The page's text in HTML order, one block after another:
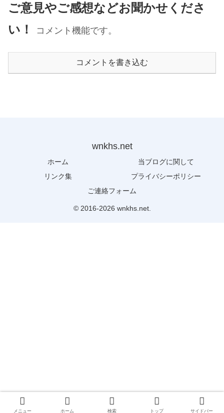
ご意見やご感想などお聞かせくださ
い！
コメント機能です。
コメントを書き込む
wnkhs.net
ホーム
当ブログに関して
リンク集
プライバシーポリシー
ご連絡フォーム
© 2016-2026 wnkhs.net.
メニュー ホーム 検索 トップ サイドバー